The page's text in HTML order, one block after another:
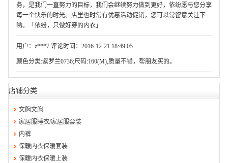
务，是我们一直努力的目标，我们会继续努力做到更好，依纷愿与您分享
每一个快乐的时光。店里也时常有优惠活动促销，您可以常留意关注下
哟。「依纷，只做好穿的内衣」
用户：z***7 评论时间：2016-12-21 18:49:05
颜色分类:紫罗兰0736;尺码:160(M),质量不错，帮朋友买的。
店铺分类
文胸文胸
家居服睡衣/家居服套装
内裤
保暖内衣保暖套装
保暖内衣保暖上装